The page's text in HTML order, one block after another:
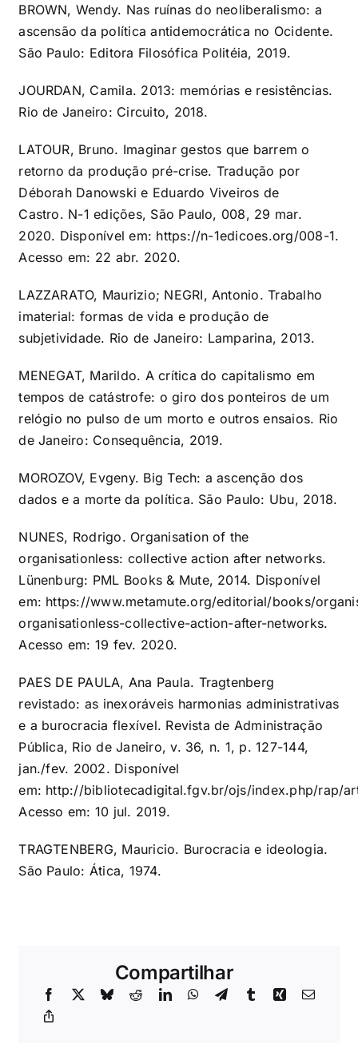
BROWN, Wendy. Nas ruínas do neoliberalismo: a
ascensão da política antidemocrática no Ocidente.
São Paulo: Editora Filosófica Politéia, 2019.
JOURDAN, Camila. 2013: memórias e resistências.
Rio de Janeiro: Circuito, 2018.
LATOUR, Bruno. Imaginar gestos que barrem o
retorno da produção pré-crise. Tradução por
Déborah Danowski e Eduardo Viveiros de
Castro. N-1 edições, São Paulo, 008, 29 mar.
2020. Disponível em: https://n-1edicoes.org/008-1.
Acesso em: 22 abr. 2020.
LAZZARATO, Maurizio; NEGRI, Antonio. Trabalho
imaterial: formas de vida e produção de
subjetividade. Rio de Janeiro: Lamparina, 2013.
MENEGAT, Marildo. A crítica do capitalismo em
tempos de catástrofe: o giro dos ponteiros de um
relógio no pulso de um morto e outros ensaios. Rio
de Janeiro: Consequência, 2019.
MOROZOV, Evgeny. Big Tech: a ascenção dos
dados e a morte da política. São Paulo: Ubu, 2018.
NUNES, Rodrigo. Organisation of the
organisationless: collective action after networks.
Lünenburg: PML Books & Mute, 2014. Disponível
em: https://www.metamute.org/editorial/books/
organisationless-collective-action-after-networks.
Acesso em: 19 fev. 2020.
PAES DE PAULA, Ana Paula. Tragtenberg
revistado: as inexoráveis harmonias administrativas
e a burocracia flexível. Revista de Administração
Pública, Rio de Janeiro, v. 36, n. 1, p. 127-144,
jan./fev. 2002. Disponível
em: http://bibliotecadigital.fgv.br/ojs/index.php/rap/
Acesso em: 10 jul. 2019.
TRAGTENBERG, Mauricio. Burocracia e ideologia.
São Paulo: Ática, 1974.
Compartilhar